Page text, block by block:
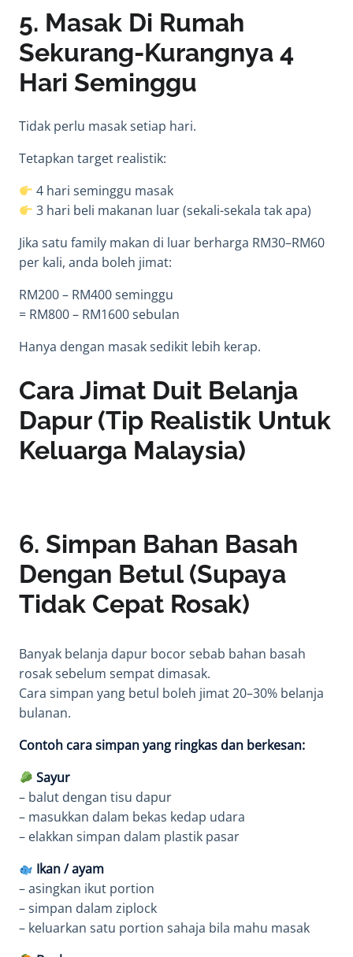
5. Masak Di Rumah
Sekurang-Kurangnya 4
Hari Seminggu
Tidak perlu masak setiap hari.
Tetapkan target realistik:
4 hari seminggu masak
3 hari beli makanan luar (sekali-sekala tak apa)
Jika satu family makan di luar berharga RM30–RM60
per kali, anda boleh jimat:
RM200 – RM400 seminggu
= RM800 – RM1600 sebulan
Hanya dengan masak sedikit lebih kerap.
Cara Jimat Duit Belanja
Dapur (Tip Realistik Untuk
Keluarga Malaysia)
6. Simpan Bahan Basah
Dengan Betul (Supaya
Tidak Cepat Rosak)
Banyak belanja dapur bocor sebab bahan basah
rosak sebelum sempat dimasak.
Cara simpan yang betul boleh jimat 20–30% belanja
bulanan.
Contoh cara simpan yang ringkas dan berkesan:
Sayur
– balut dengan tisu dapur
– masukkan dalam bekas kedap udara
– elakkan simpan dalam plastik pasar
Ikan / ayam
– asingkan ikut portion
– simpan dalam ziplock
– keluarkan satu portion sahaja bila mahu masak